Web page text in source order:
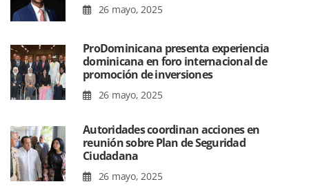
26 mayo, 2025
ProDominicana presenta experiencia
dominicana en foro internacional de
promoción de inversiones
26 mayo, 2025
Autoridades coordinan acciones en
reunión sobre Plan de Seguridad
Ciudadana
26 mayo, 2025